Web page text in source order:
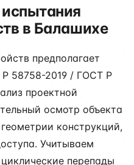
в Балашихе
предполагает
Р 58758-2019 / ГОСТ Р
проектной
осмотр объекта
конструкций,
Учитываем
перепады